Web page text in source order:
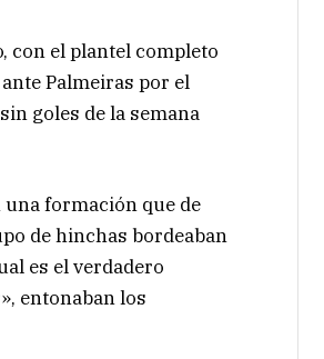
con el plantel completo
Palmeiras por el
goles de la semana
una formación que de
de hinchas bordeaban
es el verdadero
entonaban los